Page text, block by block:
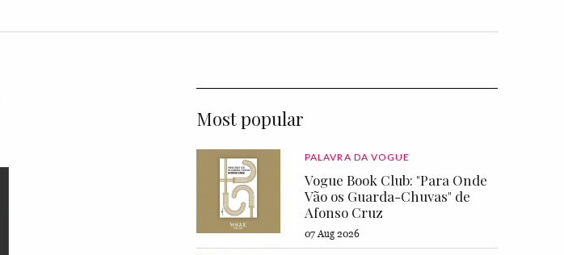
Most popular
PALAVRA DA VOGUE
Vogue Book Club: "Para Onde
Vão os Guarda-Chuvas" de
Afonso Cruz
07 Aug 2026